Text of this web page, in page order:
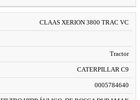
CLAAS XERION 3800 TRAC VC
Tractor
CATERPILLAR C9
0005784640